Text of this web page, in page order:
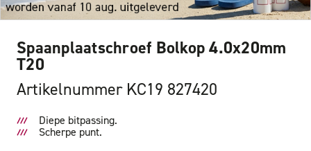
Spaanplaatschroef Bolkop 4.0x20mm
T20
Artikelnummer KC19 827420
Diepe bitpassing.
Scherpe punt.